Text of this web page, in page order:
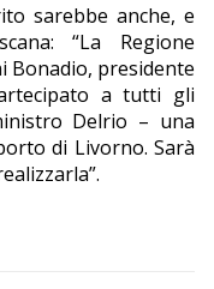
sarebbe anche, e
“La Regione
Bonadio, presidente
a tutti gli
Delrio – una
di Livorno. Sarà